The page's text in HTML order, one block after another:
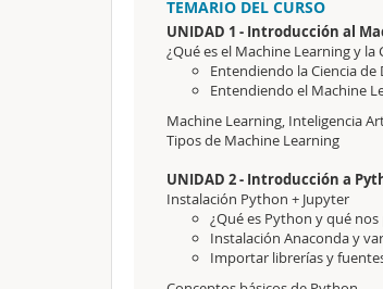
TEMARIO DEL CURSO
UNIDAD 1 - Introducción al
¿Qué es el Machine Learning y la
Entendiendo la Ciencia de
Entendiendo el Machine
Machine Learning, Inteligencia
Tipos de Machine Learning
UNIDAD 2 - Introducción a
Instalación Python + Jupyter
¿Qué es Python y qué
Instalación Anaconda y
Importar librerías y